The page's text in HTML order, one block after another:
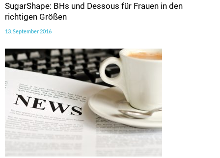
SugarShape: BHs und Dessous für Frauen in den
richtigen Größen
13. September 2016